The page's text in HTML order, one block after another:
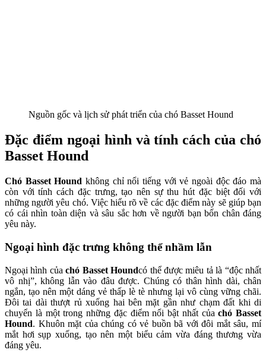
Nguồn gốc và lịch sử phát triển của chó Basset Hound
Đặc điểm ngoại hình và tính cách của chó
Basset Hound
Chó Basset Hound không chỉ nổi tiếng với vẻ ngoài độc đáo mà
còn với tính cách đặc trưng, tạo nên sự thu hút đặc biệt đối với
những người yêu chó. Việc hiểu rõ về các đặc điểm này sẽ giúp bạn
có cái nhìn toàn diện và sâu sắc hơn về người bạn bốn chân đáng
yêu này.
Ngoại hình đặc trưng không thể nhầm lẫn
Ngoại hình củachó Basset Houndcó thể được miêu tả là “độc nhất
vô nhị”, không lẫn vào đâu được. Chúng có thân hình dài, chân
ngắn, tạo nên một dáng vẻ thấp lè tè nhưng lại vô cùng vững chãi.
Đôi tai dài thượt rủ xuống hai bên mặt gần như chạm đất khi di
chuyển là một trong những đặc điểm nổi bật nhất củachó Basset
Hound. Khuôn mặt của chúng có vẻ buồn bã với đôi mắt sâu, mí
mắt hơi sụp xuống, tạo nên một biểu cảm vừa đáng thương vừa
đáng yêu.